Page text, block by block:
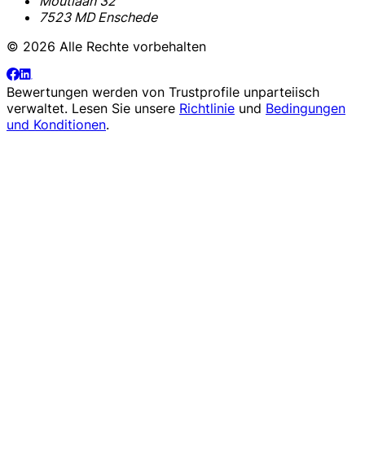
7523 MD Enschede
© 2026 Alle Rechte vorbehalten
Bewertungen werden von Trustprofile unparteiisch
verwaltet. Lesen Sie unsere Richtlinie und Bedingungen
und Konditionen.